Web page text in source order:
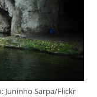
Juninho Sarpa/Flickr